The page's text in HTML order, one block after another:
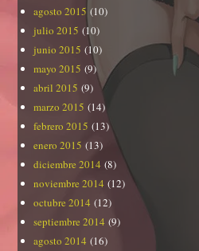
agosto 2015 (10)
julio 2015 (10)
junio 2015 (10)
mayo 2015 (9)
abril 2015 (9)
marzo 2015 (14)
febrero 2015 (13)
enero 2015 (13)
diciembre 2014 (8)
noviembre 2014 (12)
octubre 2014 (12)
septiembre 2014 (9)
agosto 2014 (16)